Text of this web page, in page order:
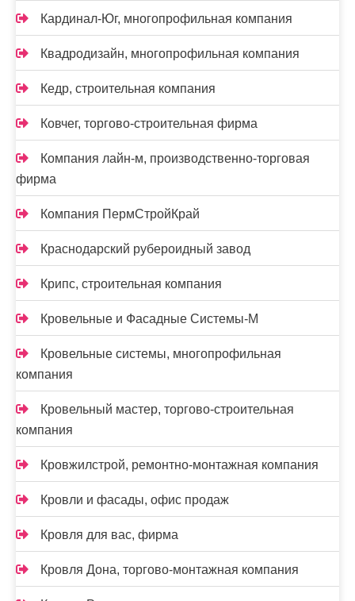
Кардинал-Юг, многопрофильная компания
Квадродизайн, многопрофильная компания
Кедр, строительная компания
Ковчег, торгово-строительная фирма
Компания лайн-м, производственно-торговая
фирма
Компания ПермСтройКрай
Краснодарский рубероидный завод
Крипс, строительная компания
Кровельные и Фасадные Системы-М
Кровельные системы, многопрофильная
компания
Кровельный мастер, торгово-строительная
компания
Кровжилстрой, ремонтно-монтажная компания
Кровли и фасады, офис продаж
Кровля для вас, фирма
Кровля Дона, торгово-монтажная компания